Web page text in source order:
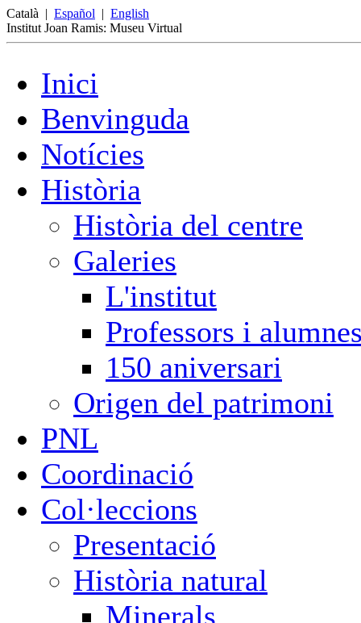
Català | Español | English
Institut Joan Ramis: Museu Virtual
Inici
Benvinguda
Notícies
Història
Història del centre
Galeries
L'institut
Professors i
150 aniversari
Origen del patrimoni
PNL
Coordinació
Col·leccions
Presentació
Història natural
Minerals